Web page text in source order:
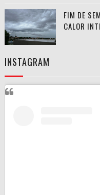
FIM DE
CALOR
INSTAGRAM